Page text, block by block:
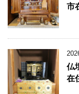
市
仏
在